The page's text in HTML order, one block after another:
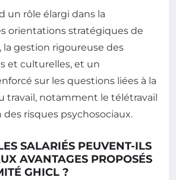
un rôle élargi dans la
orientations stratégiques de
la gestion rigoureuse des
et culturelles, et un
sur les questions liées à la
travail, notamment le télétravail
risques psychosociaux.
SALARIÉS PEUVENT-ILS
AVANTAGES PROPOSÉS
GHICL ?